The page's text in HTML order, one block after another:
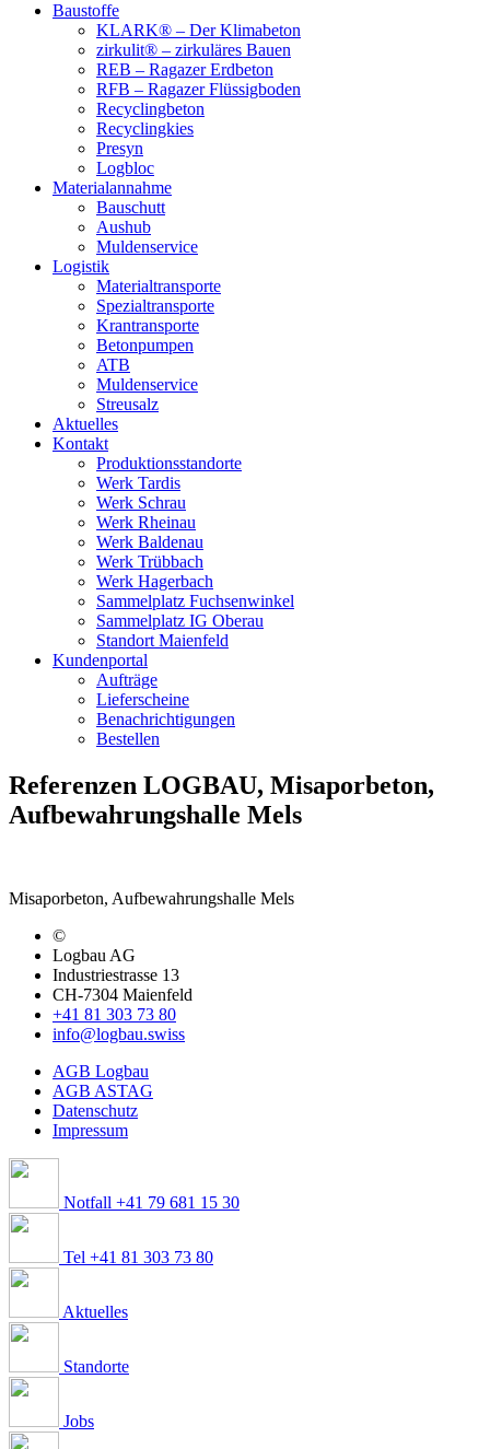
Baustoffe
KLARK® – Der Klimabeton
zirkulit® – zirkuläres Bauen
REB – Ragazer Erdbeton
RFB – Ragazer Flüssigboden
Recyclingbeton
Recyclingkies
Presyn
Logbloc
Materialannahme
Bauschutt
Aushub
Muldenservice
Logistik
Materialtransporte
Spezialtransporte
Krantransporte
Betonpumpen
ATB
Muldenservice
Streusalz
Aktuelles
Kontakt
Produktionsstandorte
Werk Tardis
Werk Schrau
Werk Rheinau
Werk Baldenau
Werk Trübbach
Werk Hagerbach
Sammelplatz Fuchsenwinkel
Sammelplatz IG Oberau
Standort Maienfeld
Kundenportal
Aufträge
Lieferscheine
Benachrichtigungen
Bestellen
Referenzen LOGBAU, Misaporbeton,
Aufbewahrungshalle Mels
Misaporbeton, Aufbewahrungshalle Mels
©
Logbau AG
Industriestrasse 13
CH-7304 Maienfeld
+41 81 303 73 80
info@logbau.swiss
AGB Logbau
AGB ASTAG
Datenschutz
Impressum
Notfall +41 79 681 15 30
Tel +41 81 303 73 80
Aktuelles
Standorte
Jobs